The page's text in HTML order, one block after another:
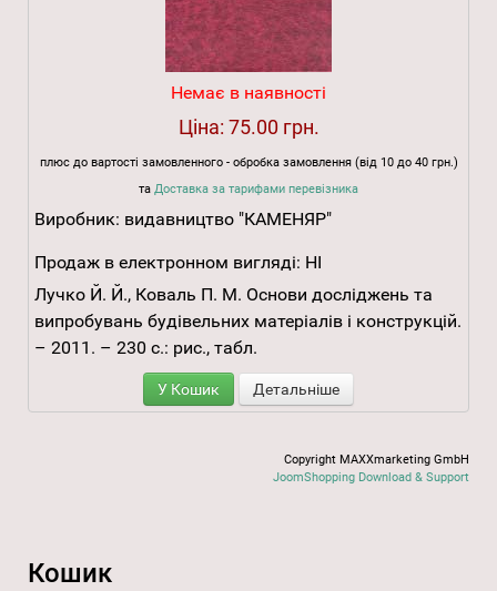
Немає в наявності
Ціна: 75.00 грн.
плюс до вартості замовленного - обробка замовлення (від 10 до 40 грн.)
та Доставка за тарифами перевізника
Виробник: видавництво "КАМЕНЯР"
Продаж в електронном вигляді: НІ
Лучко Й. Й., Коваль П. М. Основи досліджень та
випробувань будівельних матеріалів і конструкцій.
– 2011. – 230 с.: рис., табл.
У Кошик Детальніше
Copyright MAXXmarketing GmbH
JoomShopping Download & Support
Кошик